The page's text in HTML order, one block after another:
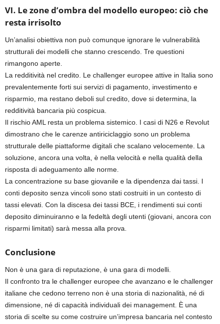
VI. Le zone d’ombra del modello europeo: ciò che
resta irrisolto
Un’analisi obiettiva non può comunque ignorare le vulnerabilità
strutturali dei modelli che stanno crescendo. Tre questioni
rimangono aperte.
La redditività nel credito. Le challenger europee attive in Italia sono
prevalentemente forti sui servizi di pagamento, investimento e
risparmio, ma restano deboli sul credito, dove si determina, la
redditività bancaria più cospicua.
Il rischio AML resta un problema sistemico. I casi di N26 e Revolut
dimostrano che le carenze antiriciclaggio sono un problema
strutturale delle piattaforme digitali che scalano velocemente. La
soluzione, ancora una volta, è nella velocità e nella qualità della
risposta di adeguamento alle norme.
La concentrazione su base giovanile e la dipendenza dai tassi. I
conti deposito senza vincoli sono stati costruiti in un contesto di
tassi elevati. Con la discesa dei tassi BCE, i rendimenti sui conti
deposito diminuiranno e la fedeltà degli utenti (giovani, ancora con
risparmi limitati) sarà messa alla prova.
Conclusione
Non è una gara di reputazione, è una gara di modelli.
Il confronto tra le challenger europee che avanzano e le challenger
italiane che cedono terreno non è una storia di nazionalità, né di
dimensione, né di capacità individuali dei management. È una
storia di scelte su come costruire un’impresa bancaria nel contesto